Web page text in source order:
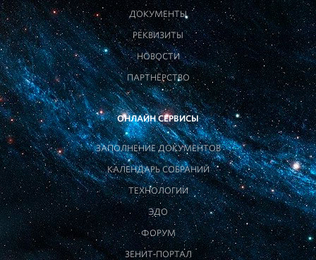
ДОКУМЕНТЫ
РЕКВИЗИТЫ
НОВОСТИ
ПАРТНЁРСТВО
ОНЛАЙН СЕРВИСЫ
ЗАПОЛНЕНИЕ ДОКУМЕНТОВ
КАЛЕНДАРЬ СОБРАНИЙ
ТЕХНОЛОГИИ
ЭДО
ФОРУМ
ЗЕНИТ-ПОРТАЛ